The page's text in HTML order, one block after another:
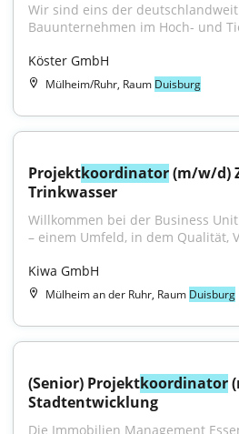
Wir sind eins der
Bauunternehmen im Hoch- und
Köster GmbH
Mülheim/Ruhr, Raum Duisburg
Projektkoordinator (m/w/d)
Trinkwasser
Willkommen bei der Business
– einem Umfeld, in dem Qualität,
Kiwa GmbH
Mülheim an der Ruhr, Raum Duisburg
(Senior) Projektkoordinator
Stadtentwicklung
Die Immobilien Management